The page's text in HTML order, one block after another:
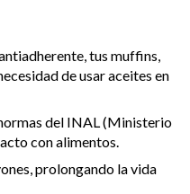
tus muffins,
de usar aceites en
del INAL (Ministerio
con alimentos.
prolongando la vida